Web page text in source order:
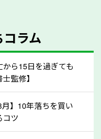
価買取が可能です。
廃車＝買取できない」
できます。他社で買取
能性があるので、諦め
相談ください。古い車
ラム
ら15日を過ぎても
監修】
】10年落ちを買い
コツ